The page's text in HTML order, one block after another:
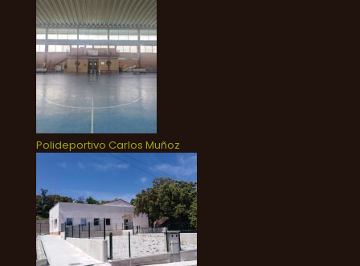
Polideportivo Carlos Muñoz